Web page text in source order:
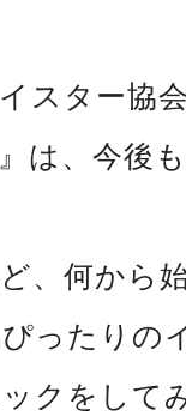
スター協
は、今後
、何から
ったりの
クをして